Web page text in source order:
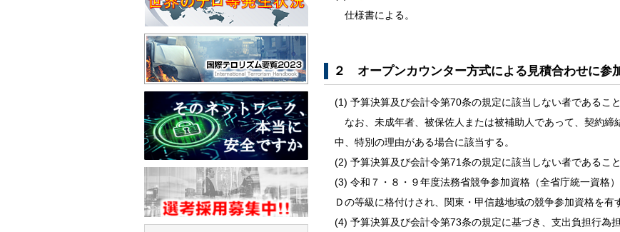
仕様書による。
２ オープンカウンター方式による見積合わせに参
(1) 予算決算及び会計令第70条の規定に該当しない者であること
なお、未成年者、被保佐人または被補助人であって、契約締
中、特別の理由がある場合に該当する。
(2) 予算決算及び会計令第71条の規定に該当しない者であること
(3) 令和７・８・９年度法務省競争参加資格（全省庁統一資格
Ｄの等級に格付けされ、関東・甲信越地域の競争参加資格を有
(4) 予算決算及び会計令第73条の規定に基づき、支出負担行為